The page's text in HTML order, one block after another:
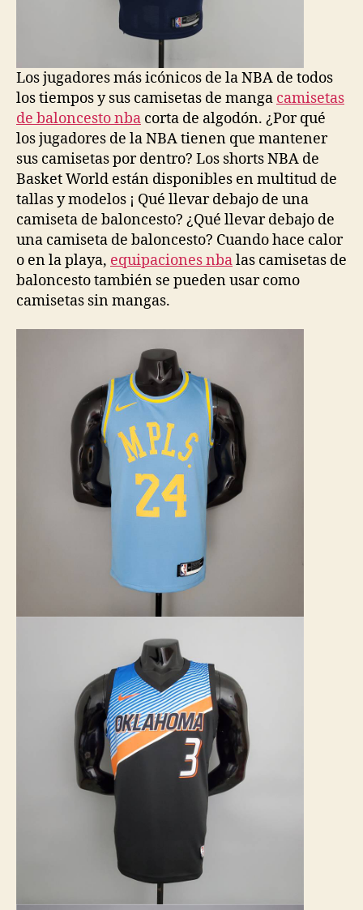
Los jugadores más icónicos de la NBA de todos
los tiempos y sus camisetas de manga camisetas
de baloncesto nba corta de algodón. ¿Por qué
los jugadores de la NBA tienen que mantener
sus camisetas por dentro? Los shorts NBA de
Basket World están disponibles en multitud de
tallas y modelos ¡ Qué llevar debajo de una
camiseta de baloncesto? ¿Qué llevar debajo de
una camiseta de baloncesto? Cuando hace calor
o en la playa, equipaciones nbalas camisetas de
baloncesto también se pueden usar como
camisetas sin mangas.